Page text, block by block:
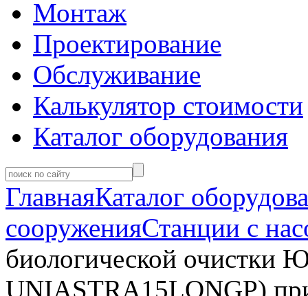
Монтаж
Проектирование
Обслуживание
Калькулятор стоимости
Каталог оборудования
ГлавнаяКаталог
сооруженияСтанции с
биологической очистки
UNIASTRA15LONGP)